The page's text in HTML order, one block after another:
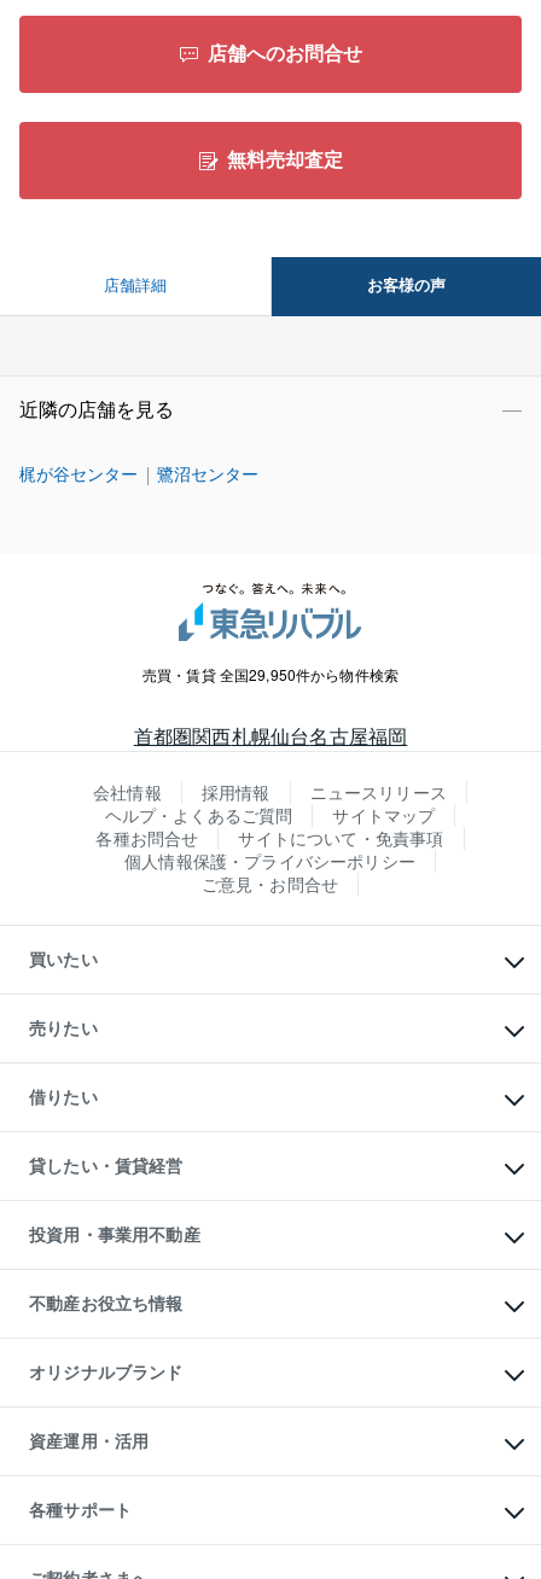
閉じる
店舗へのお問合せ
無料売却査定
店舗詳細 お客様の声
近隣の店舗を見る
梶が谷センター 鷺沼センター
売買・賃貸 全国29,950件から物件検索
首都圏関西札幌仙台名古屋福岡
会社情報 採用情報
ニュースリリース
ヘルプ・よくあるご質問
サイトマップ
各種お問合せ
サイトについて・免責事項
個人情報保護・プライバシーポリシー
ご意見・お問合せ
買いたい
新築・分譲マンションの購入
中古マンションの購入
一戸建ての購入
中古一戸建ての購入
不動産購入の流れ
注目キーワード物件特集
購入ガイド
English 繁体中文簡体中文
売りたい
一戸建ての売却・査定
土地の売却・査定
スピードAI査定
不動産査定について
不動産売却の流れ
不動産買換えの流れ
売却ガイド
借りたい
オフィス・店舗の賃貸
借りるときの流れ
借りるガイド
貸したい・賃貸経営
マンション賃料データ
賃貸管理プラン
リロケーションについて
貸すガイド
投資用・事業用不動産
事業用不動産
マンション投資
投資用マンション
アパート経営
収益物件
ビル購入（ビル一棟）
投資用不動産の売却査定
事業用不動産の売却査定
不動産お役立ち情報
マンションライブラリー
人気マンションランキング
暮らしに役立つ不動産メディア
不動産相場・不動産価格情報
不動産コラム・ニュース
不動産用語集
不動産なんでもネット相談室
住まいの税金
オリジナルブランド
一棟リノベーションマンション
L`GENTE（ルジェンテ）
区分リノベーションマンション
投資用一棟レジデンスWELL
不動産小口投資
LEGACIA（レガシア）
資産運用・活用
不動産M&A
アセットマネジメント・出資
各種サポート
相続サポート